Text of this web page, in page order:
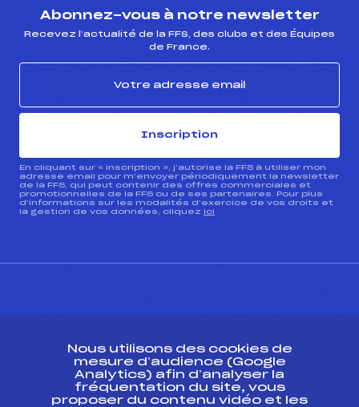
Abonnez-vous à notre newsletter
Recevez l’actualité de la FFS, des clubs et des Équipes
de France.
Inscription
En cliquant sur « inscription », j’autorise la FFS à utiliser mon
adresse email pour m’envoyer périodiquement la newsletter
de la FFS, qui peut contenir des offres commerciales et
promotionnelles de la FFS ou de ses partenaires. Pour plus
d’informations sur les modalités d’exercice de vos droits et
la gestion de vos données, cliquez ici
ESPACE PRESSE
Ressources
Nous utilisons des cookies de
mesure d’audience (Google
Analytics) afin d’analyser la
fréquentation du site, vous
proposer du contenu vidéo et les